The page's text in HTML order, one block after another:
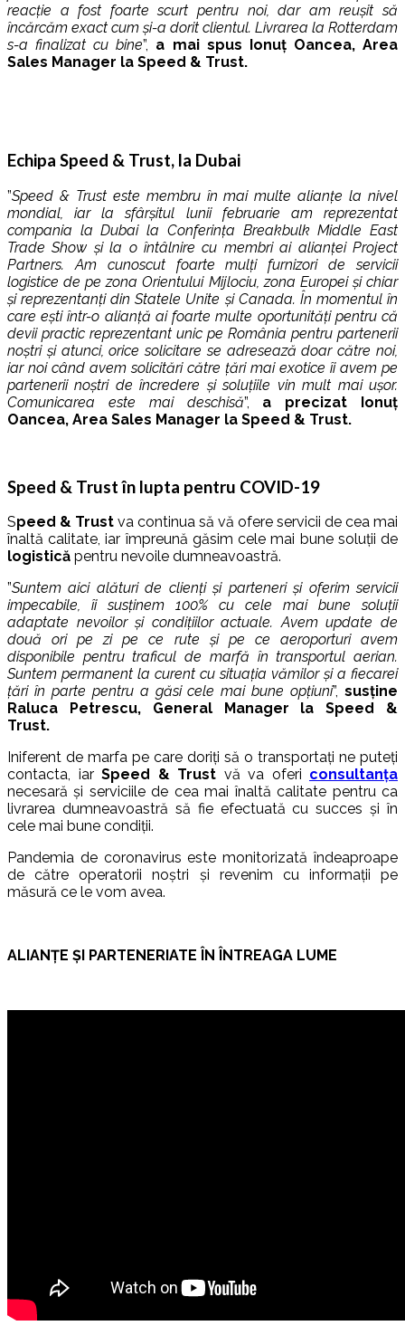
reacție a fost foarte scurt pentru noi, dar am reușit să
încărcăm exact cum și-a dorit clientul. Livrarea la Rotterdam
s-a finalizat cu bine”, a mai spus Ionuț Oancea, Area
Sales Manager la Speed & Trust.
Echipa Speed & Trust, la Dubai
”Speed & Trust este membru în mai multe alianțe la nivel
mondial, iar la sfârșitul lunii februarie am reprezentat
compania la Dubai la Conferința Breakbulk Middle East
Trade Show și la o întâlnire cu membri ai alianței Project
Partners. Am cunoscut foarte mulți furnizori de servicii
logistice de pe zona Orientului Mijlociu, zona Europei și chiar
și reprezentanți din Statele Unite și Canada. În momentul în
care ești într-o alianță ai foarte multe oportunități pentru că
devii practic reprezentant unic pe România pentru partenerii
noștri și atunci, orice solicitare se adresează doar către noi,
iar noi când avem solicitări către țări mai exotice îi avem pe
partenerii noștri de încredere și soluțiile vin mult mai ușor.
Comunicarea este mai deschisă”, a precizat Ionuț
Oancea, Area Sales Manager la Speed & Trust.
Speed & Trust în lupta pentru COVID-19
Speed & Trust va continua să vă ofere servicii de cea mai
înaltă calitate, iar împreună găsim cele mai bune soluții de
logistică pentru nevoile dumneavoastră.
”Suntem aici alături de clienți și parteneri și oferim servicii
impecabile, îi susținem 100% cu cele mai bune soluții
adaptate nevoilor și condițiilor actuale. Avem update de
două ori pe zi pe ce rute și pe ce aeroporturi avem
disponibile pentru traficul de marfă în transportul aerian.
Suntem permanent la curent cu situația vămilor și a fiecarei
țări în parte pentru a găsi cele mai bune opțiuni”,susține
Raluca Petrescu, General Manager la Speed &
Trust.
Iniferent de marfa pe care doriți să o transportați ne puteți
contacta, iar Speed & Trust vă va oferi consultanța
necesară și serviciile de cea mai înaltă calitate pentru ca
livrarea dumneavoastră să fie efectuată cu succes și în
cele mai bune condiții.
Pandemia de coronavirus este monitorizată îndeaproape
de către operatorii noștri și revenim cu informații pe
măsură ce le vom avea.
ALIANȚE ȘI PARTENERIATE ÎN ÎNTREAGA LUME